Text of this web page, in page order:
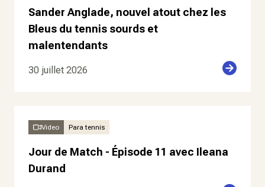
Sander Anglade, nouvel atout chez les
Bleus du tennis sourds et
malentendants
30 juillet 2026
Video Para tennis
Jour de Match - Épisode 11 avec Ileana
Durand